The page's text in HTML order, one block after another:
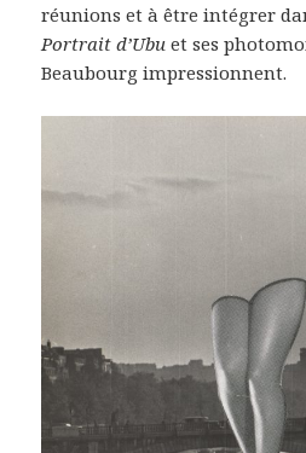
réunions et à être intégrer
Portrait d’Ubu et ses
Beaubourg impressionnent.